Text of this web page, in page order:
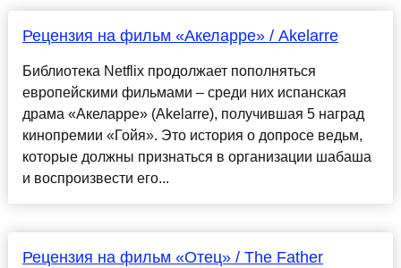
Рецензия на фильм «Акеларре» / Akelarre
Библиотека Netflix продолжает пополняться
европейскими фильмами – среди них испанская
драма «Акеларре» (Akelarre), получившая 5 наград
кинопремии «Гойя». Это история о допросе ведьм,
которые должны признаться в организации шабаша
и воспроизвести его...
Рецензия на фильм «Отец» / The Father